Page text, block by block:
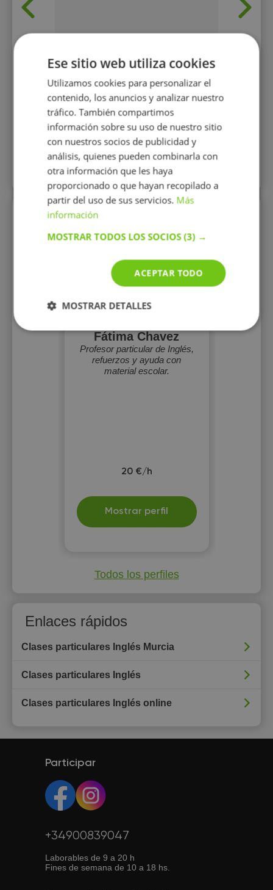
15 €/h
Mostrar perfil
Más perfiles similares
Perfiles vistos
Fátima Chavez
Profesor particular de Inglés,
refuerzos y ayuda con
material escolar.
20 €/h
Mostrar perfil
Todos los perfiles
Enlaces rápidos
Clases particulares Inglés Murcia
Clases particulares Inglés
Clases particulares Inglés online
Participar
+34900839047
Laborables de 9 a 20 h
Fines de semana de 10 a 18 hs.
Ese sitio web utiliza cookies
Utilizamos cookies para personalizar el
contenido, los anuncios y analizar nuestro
tráfico. También compartimos
información sobre su uso de nuestro sitio
con nuestros socios de publicidad y
análisis, quienes pueden combinarla con
otra información que les haya
proporcionado o que hayan recopilado a
partir del uso de sus servicios. Más
información
MOSTRAR TODOS LOS SOCIOS(3) →
ACEPTAR TODO
MOSTRAR DETALLES